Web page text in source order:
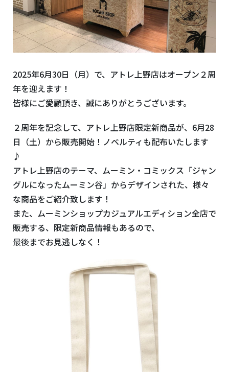
2025年6月30日（月）で、アトレ上野店はオープン２周
年を迎えます！
皆様にご愛顧頂き、誠にありがとうございます。
２周年を記念して、アトレ上野店限定新商品が、6月28
日（土）から販売開始！ノベルティも配布いたします
♪
アトレ上野店のテーマ、ムーミン・コミックス「ジャン
グルになったムーミン谷」からデザインされた、様々
な商品をご紹介致します！
また、ムーミンショップカジュアルエディション全店で
販売する、限定新商品情報もあるので、
最後までお見逃しなく！